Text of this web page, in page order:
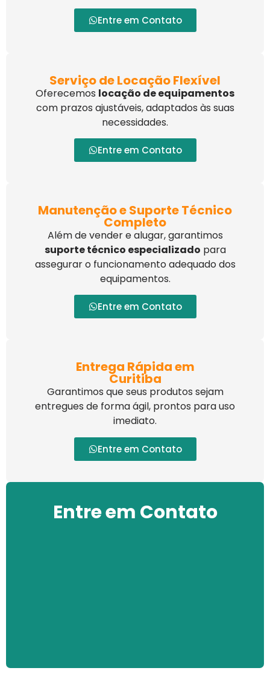
Entre em Contato
Serviço de Locação Flexível
Oferecemos locação de equipamentos
com prazos ajustáveis, adaptados às suas
necessidades.
Entre em Contato
Manutenção e Suporte Técnico
Completo
Além de vender e alugar, garantimos
suporte técnico especializado para
assegurar o funcionamento adequado dos
equipamentos.
Entre em Contato
Entrega Rápida em
Curitiba
Garantimos que seus produtos sejam
entregues de forma ágil, prontos para uso
imediato.
Entre em Contato
Entre em Contato